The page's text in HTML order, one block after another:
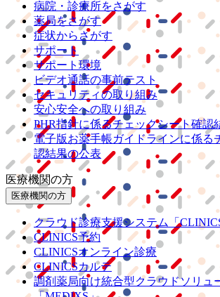
病院・診療所をさがす
薬局をさがす
症状からさがす
サポート
サポート環境
ビデオ通話の事前テスト
セキュリティの取り組み
安心安全への取り組み
PHR指針に係るチェックシート確認
電子版お薬手帳ガイドラインに係る
認結果の公表
医療機関の方
医療機関の方
クラウド診療支援システム
「
CLINICS予約
CLINICSオンライン診療
CLINICSカルテ
調剤薬局向け統合型クラウドソリュ